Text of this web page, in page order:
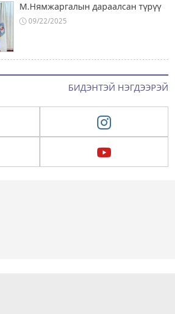
М.Нямжаргалын дараалсан түрүү
09/22/2025
БИДЭНТЭЙ НЭГДЭЭРЭЙ